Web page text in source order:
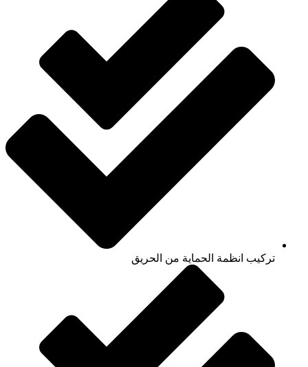
تركيب انظمة الحماية من الحريق